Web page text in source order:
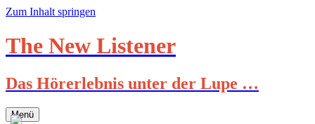
Zum Inhalt springen
The New Listener
Das Hörerlebnis unter der Lupe …
Menü